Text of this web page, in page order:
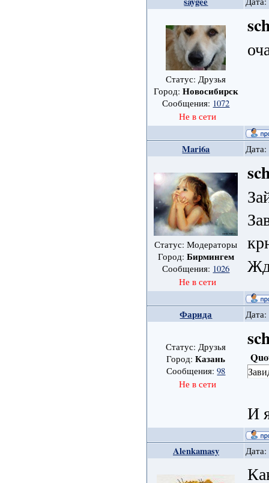
Статус: Друзья
Город: Новосибирск
Сообщения: 1072
Не в сети
Mari6a
Статус: Модераторы
Город: Бирмингем
Сообщения: 1026
Не в сети
Фарида
Статус: Друзья
Город:Казань
Сообщения:98
Не в сети
И
Alenkamasy